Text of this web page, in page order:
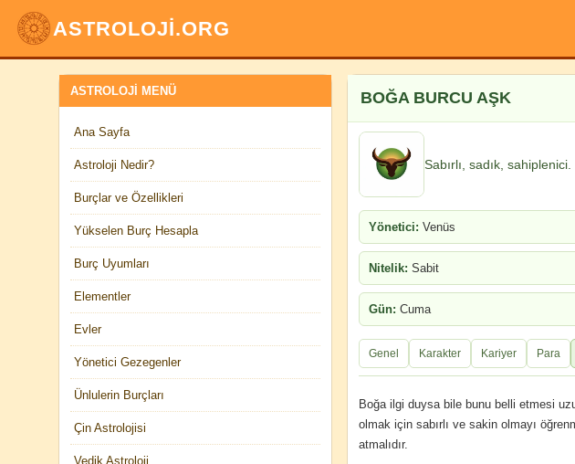
ASTROLOJİ.ORG
ASTROLOJI MENÜ
Ana Sayfa
Astroloji Nedir?
Burçlar ve Özellikleri
Yükselen Burç Hesapla
Burç Uyumları
Elementler
Evler
Yönetici Gezegenler
Ünlulerin Burçları
Çin Astrolojisi
Vedik Astroloji
BOĞA BURCU AŞK
Sabırlı, sadık,
Yönetici: Venüs
Nitelik: Sabit
Gün: Cuma
Genel Karakter Kariyer Para
Boğa ilgi duysa bile bunu belli etmesi
olmak için sabırlı ve sakin olmayı
atmalıdır.